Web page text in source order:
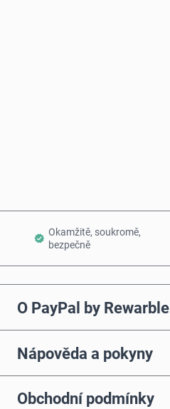
Okamžitě, soukromě,
bezpečně
O PayPal by Rewarble
Nápověda a pokyny
Obchodní podmínky